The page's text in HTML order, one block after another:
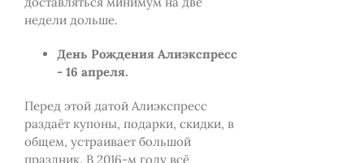
недели дольше.
День Рождения Алиэкспресс
- 16 апреля.
Перед этой датой Алиэкспресс
раздаёт купоны, подарки, скидки, в
общем, устраивает большой
праздник. В 2016-м году всё